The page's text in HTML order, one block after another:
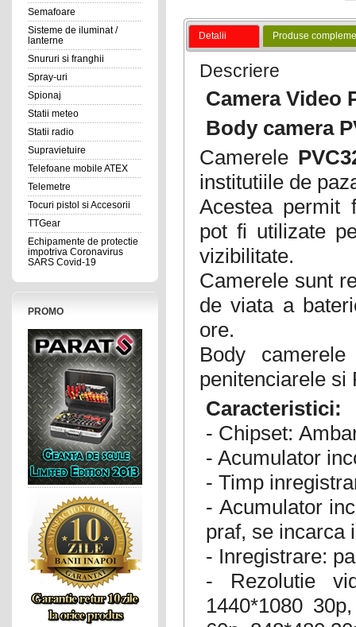
Semafoare
Sisteme de iluminat /
lanterne
Snururi si franghii
Spray-uri
Spionaj
Statii meteo
Statii radio
Supravietuire
Telefoane mobile ATEX
Telemetre
Tocuri pistol si Accesorii
TTGear
Echipamente de protectie
impotriva Coronavirus
SARS Covid-19
PROMO
Detalii Produse
Descriere
Camera Video
Body camera
Camerele
institutiile de
Acestea permit
pot fi utilizate
vizibilitate.
Camerele sunt
de viata a
ore.
Body
penitenciarele si
Caracteristici:
- Chipset:
- Acumulator
- Timp
- Acumulator
praf, se incarca
- Inregistrare:
- Rezolutie
1440*1080